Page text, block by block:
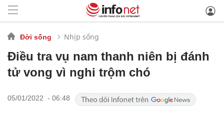
Đời sống Nhịp sống
Điều tra vụ nam thanh niên bị đánh
tử vong vì nghi trộm chó
05/01/2022 - 06:48